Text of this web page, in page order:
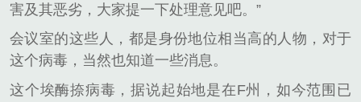
害及其恶劣，大家提一下处理意见吧。”
会议室的这些人，都是身份地位相当高的人物，对于
这个病毒，当然也知道一些消息。
这个埃酶捺病毒，据说起始地是在F州，如今范围已